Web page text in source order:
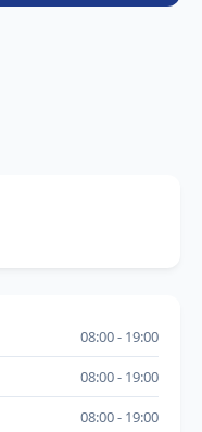
08:00 19:00
08:00 19:00
08:00 19:00